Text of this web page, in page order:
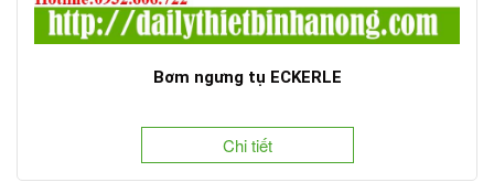
Bơm ngưng tụ ECKERLE
Chi tiết